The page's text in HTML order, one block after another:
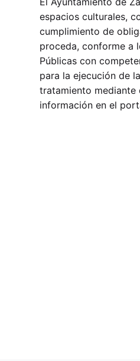
espacios culturales,
cumplimiento de
proceda, conforme a
Públicas con
para la ejecución de
tratamiento
información en el